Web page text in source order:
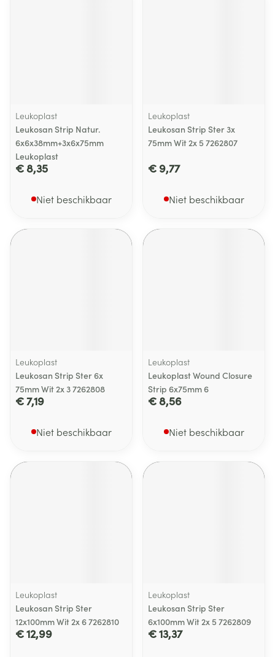
Leukoplast
Leukosan Strip Natur.
6x6x38mm+3x6x75mm
Leukoplast
€ 8,35
Niet beschikbaar
Leukoplast
Leukosan Strip Ster 3x
75mm Wit 2x 5 7262807
€ 9,77
Niet beschikbaar
Leukoplast
Leukosan Strip Ster 6x
75mm Wit 2x 3 7262808
€ 7,19
Niet beschikbaar
Leukoplast
Leukoplast Wound Closure
Strip 6x75mm 6
€ 8,56
Niet beschikbaar
Leukoplast
Leukosan Strip Ster
12x100mm Wit 2x 6 7262810
€ 12,99
Leukoplast
Leukosan Strip Ster
6x100mm Wit 2x 5 7262809
€ 13,37